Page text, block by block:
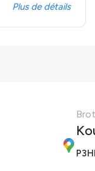
Plus de détails